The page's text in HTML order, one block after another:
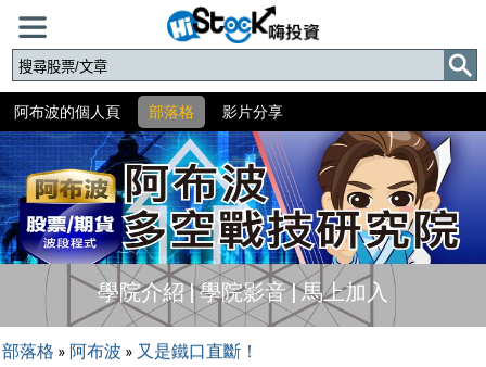
阿布波的個人頁 部落格 影片分享
學院介紹|學院影音|馬上加入
部落格 » 阿布波 » 又是鐵口直斷！